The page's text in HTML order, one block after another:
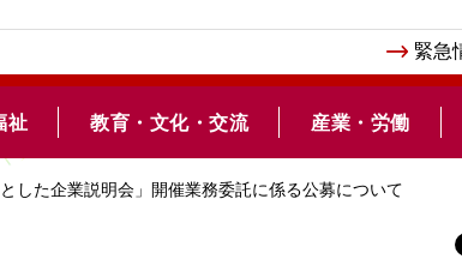
緊急
祉 教育・文化・交流 産業・労働
した企業説明会」開催業務委託に係る公募について